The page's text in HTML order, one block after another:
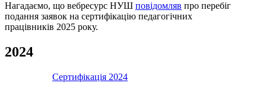
Нагадаємо, що вебресурс НУШ повідомляв про перебіг
подання заявок на сертифікацію педагогічних
працівників 2025 року.
2024
Сертифікація 2024